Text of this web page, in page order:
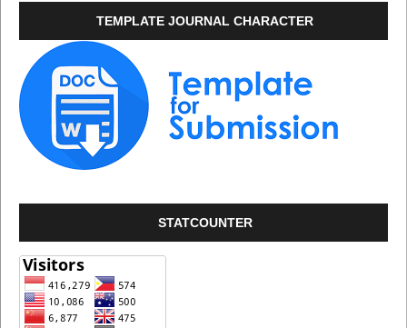
TEMPLATE JOURNAL CHARACTER
STATCOUNTER